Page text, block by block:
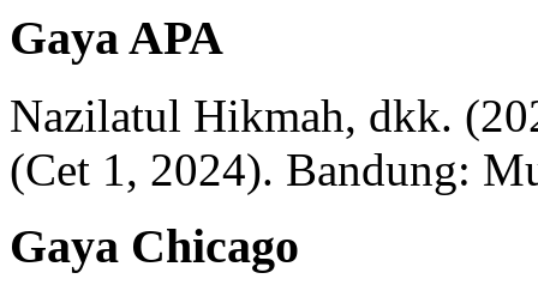
Gaya APA
Nazilatul Hikmah, dkk.
(Cet 1, 2024). Bandung:
Gaya Chicago